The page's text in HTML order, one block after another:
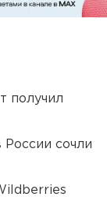
получил
сочли